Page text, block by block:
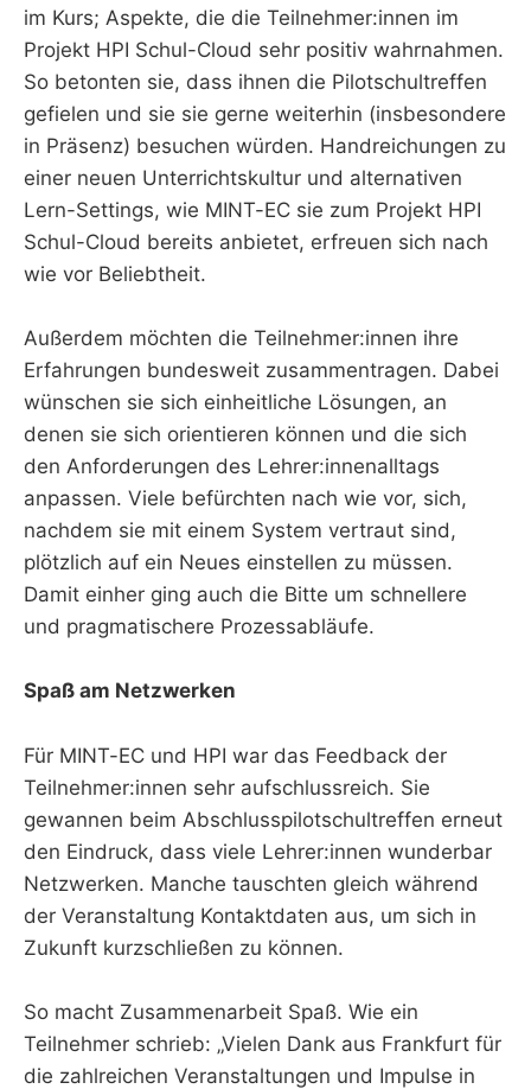
im Kurs; Aspekte, die die Teilnehmer:innen im
Projekt HPI Schul-Cloud sehr positiv wahrnahmen.
So betonten sie, dass ihnen die Pilotschultreffen
gefielen und sie sie gerne weiterhin (insbesondere
in Präsenz) besuchen würden. Handreichungen zu
einer neuen Unterrichtskultur und alternativen
Lern-Settings, wie MINT-EC sie zum Projekt HPI
Schul-Cloud bereits anbietet, erfreuen sich nach
wie vor Beliebtheit.
Außerdem möchten die Teilnehmer:innen ihre
Erfahrungen bundesweit zusammentragen. Dabei
wünschen sie sich einheitliche Lösungen, an
denen sie sich orientieren können und die sich
den Anforderungen des Lehrer:innenalltags
anpassen. Viele befürchten nach wie vor, sich,
nachdem sie mit einem System vertraut sind,
plötzlich auf ein Neues einstellen zu müssen.
Damit einher ging auch die Bitte um schnellere
und pragmatischere Prozessabläufe.
Spaß am Netzwerken
Für MINT-EC und HPI war das Feedback der
Teilnehmer:innen sehr aufschlussreich. Sie
gewannen beim Abschlusspilotschultreffen erneut
den Eindruck, dass viele Lehrer:innen wunderbar
Netzwerken. Manche tauschten gleich während
der Veranstaltung Kontaktdaten aus, um sich in
Zukunft kurzschließen zu können.
So macht Zusammenarbeit Spaß. Wie ein
Teilnehmer schrieb: „Vielen Dank aus Frankfurt für
die zahlreichen Veranstaltungen und Impulse in